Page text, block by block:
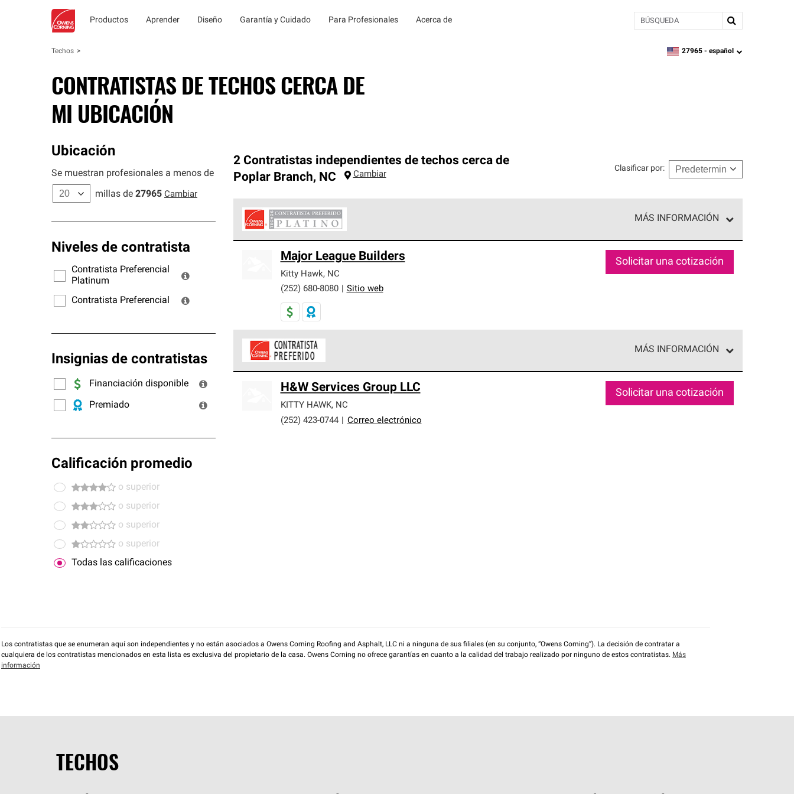
Productos Aprender Diseño Garantía y Cuidado Para Profesionales Acerca de BÚSQUEDA
Techos zipcode,language
27965 - español
CONTRATISTAS DE TECHOS CERCA DE
MI UBICACIÓN
Ubicación
Se muestran profesionales a menos de
millas de 27965 Cambiar
Niveles de contratista
Contratista Preferencial
Platinum
Contratista Preferencial
Insignias de contratistas
Financiación disponible
Premiado
Calificación promedio
o superior
o superior
o superior
o superior
Todas las calificaciones
2 Contratistas independientes de techos cerca de
Poplar Branch, NC Cambiar
Clasificar por:
MÁS INFORMACIÓN
cumplen con estándares estrictos de profesionalismo, confiabilidad y destreza incomparable. Solo ellos pueden
ofrecer nuestra mejor garantía de sistemas de techos.
Major League Builders
Kitty Hawk, NC
(252) 680-8080
Sitio web
Solicitar una cotización
MÁS INFORMACIÓN
cumplen con altos estándares y requisitos estrictos de profesionalismo y confiabilidad.
H&W Services Group LLC
KITTY HAWK, NC
(252) 423-0744
Correo electrónico
Solicitar una cotización
Los contratistas que se enumeran aquí son independientes y no están asociados a Owens Corning Roofing and Asphalt, LLC ni a ninguna de sus filiales (en su conjunto, “Owens Corning”). La decisión de contratar a
cualquiera de los contratistas mencionados en esta lista es exclusiva del propietario de la casa. Owens Corning no ofrece garantías en cuanto a la calidad del trabajo realizado por ninguno de estos contratistas. Más
información
TECHOS